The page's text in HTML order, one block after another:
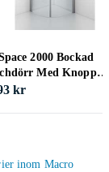
2000 Bockad
Med Knopp
90
kr
inom Macro